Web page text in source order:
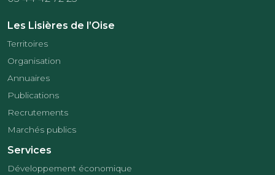
Les Lisières de l’Oise
Territoires
Organisation
Annuaires
Publications
Recrutements
Marchés publics
Services
Développement économique